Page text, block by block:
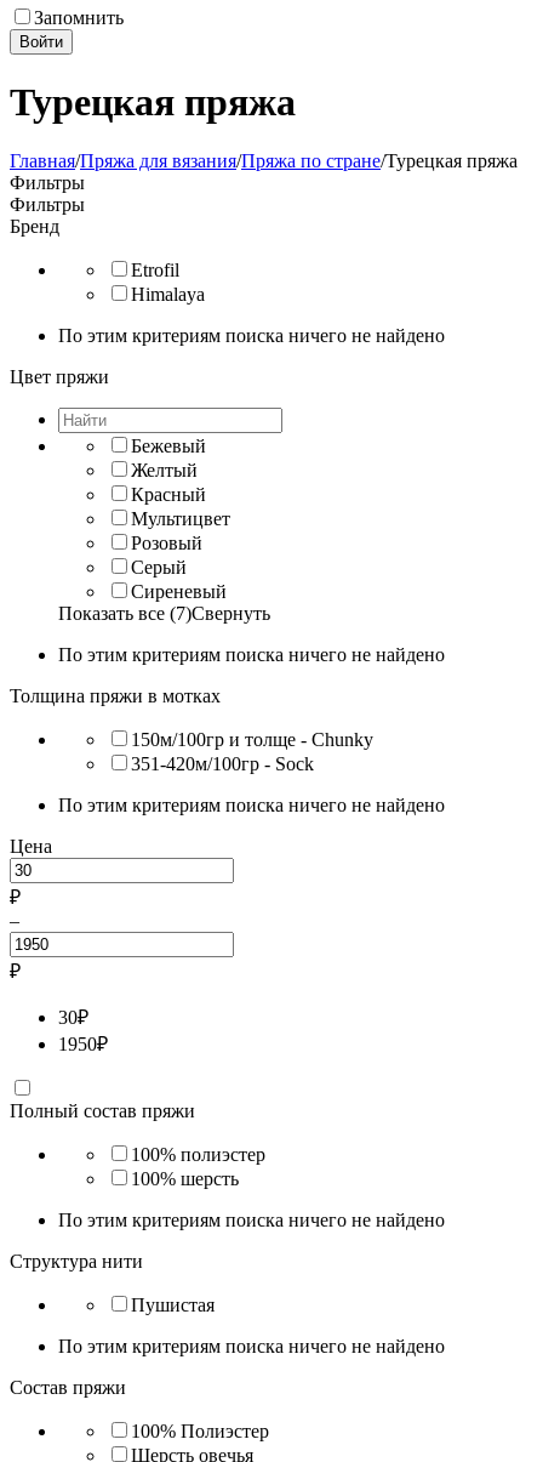
Запомнить
Войти
Турецкая пряжа
Главная/Пряжа для вязания/Пряжа по стране/Турецкая пряжа
Фильтры
Фильтры
Бренд
Etrofil
Himalaya
По этим критериям поиска ничего не найдено
Цвет пряжи
Бежевый
Желтый
Красный
Мультицвет
Розовый
Серый
Сиреневый
Показать все (7)Свернуть
По этим критериям поиска ничего не найдено
Толщина пряжи в мотках
150м/100гр и толще - Chunky
351-420м/100гр - Sock
По этим критериям поиска ничего не найдено
Цена
₽
–
₽
30₽
1950₽
Полный состав пряжи
100% полиэстер
100% шерсть
По этим критериям поиска ничего не найдено
Структура нити
Пушистая
По этим критериям поиска ничего не найдено
Состав пряжи
100% Полиэстер
Шерсть овечья